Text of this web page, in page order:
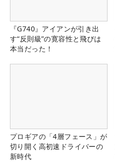
『G740』アイアンが引き出
す“反則級”の寛容性と飛びは
本当だった！
プロギアの「4層フェース」が
切り開く高初速ドライバーの
新時代